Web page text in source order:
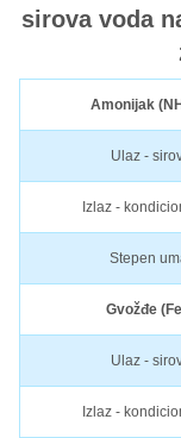
sirova voda
Amonijak
Ulaz -
Izlaz -
Stepen
Gvožđe
Ulaz -
Izlaz -